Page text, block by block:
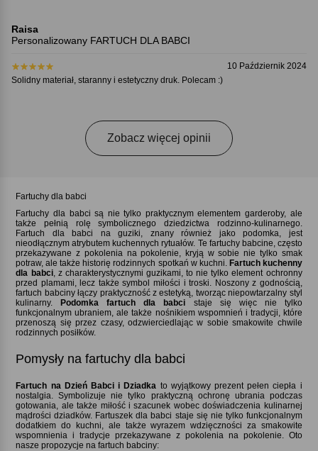
Personalizowany FARTUCH DLA BABCI
Raisa
10 Październik 2024
Solidny materiał, staranny i estetyczny druk. Polecam :)
Zobacz więcej opinii
Fartuchy dla babci
Fartuchy dla babci są nie tylko praktycznym elementem garderoby, ale
także pełnią rolę symbolicznego dziedzictwa rodzinno-kulinarnego.
Fartuch dla babci na guziki, znany również jako podomka, jest
nieodłącznym atrybutem kuchennych rytuałów. Te fartuchy babcine, często
przekazywane z pokolenia na pokolenie, kryją w sobie nie tylko smak
potraw, ale także historię rodzinnych spotkań w kuchni. Fartuch kuchenny
dla babci, z charakterystycznymi guzikami, to nie tylko element ochronny
przed plamami, lecz także symbol miłości i troski. Noszony z godnością,
fartuch babciny łączy praktyczność z estetyką, tworząc niepowtarzalny styl
kulinarny.Podomka fartuch dla babci staje się więc nie tylko
funkcjonalnym ubraniem, ale także nośnikiem wspomnień i tradycji, które
przenoszą się przez czasy, odzwierciedlając w sobie smakowite chwile
rodzinnych posiłków.
Pomysły na fartuchy dla babci
Fartuch na Dzień Babci i Dziadka to wyjątkowy prezent pełen ciepła i
nostalgia. Symbolizuje nie tylko praktyczną ochronę ubrania podczas
gotowania, ale także miłość i szacunek wobec doświadczenia kulinarnej
mądrości dziadków. Fartuszek dla babci staje się nie tylko funkcjonalnym
dodatkiem do kuchni, ale także wyrazem wdzięczności za smakowite
wspomnienia i tradycje przekazywane z pokolenia na pokolenie. Oto
nasze propozycje na fartuch babciny: